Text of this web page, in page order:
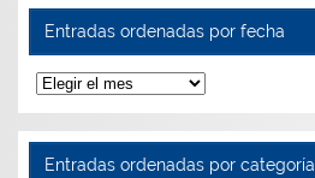
Entradas ordenadas por fecha
Entradas
ordenadas
por
fecha
Entradas ordenadas por categoría